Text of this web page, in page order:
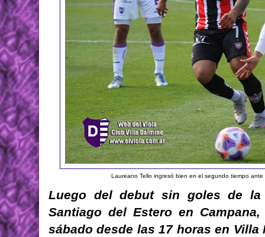
Laureano Tello ingresó bien en el segundo tiempo
Luego del debut sin goles de la
Santiago del Estero en
sábado desde las 17 horas en